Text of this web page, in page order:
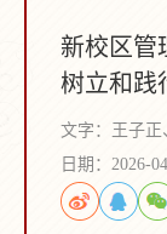
新校区管
树立和践
文字：王子正
日期：2026-